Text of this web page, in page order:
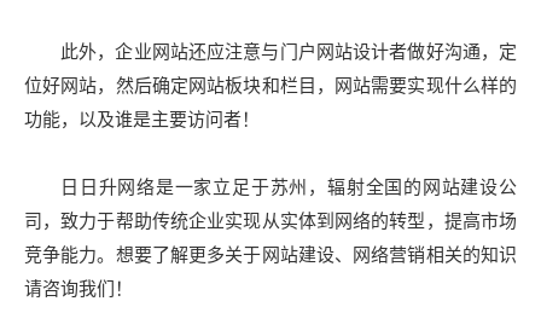
此外，企业网站还应注意与门户网站设计者做好沟通，定
位好网站，然后确定网站板块和栏目，网站需要实现什么样的
功能，以及谁是主要访问者！
日日升网络是一家立足于苏州，辐射全国的网站建设公
司，致力于帮助传统企业实现从实体到网络的转型，提高市场
竞争能力。想要了解更多关于网站建设、网络营销相关的知识
请咨询我们！